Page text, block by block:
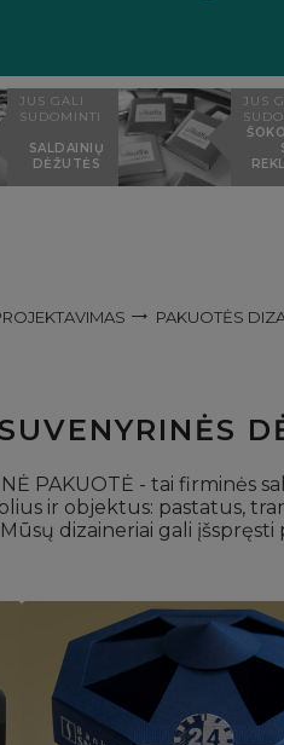
JUS GALI
SUDOMINTI
SALDAINIŲ
DĖŽUTĖS
JUS
PAKUOTĖS
PAKUOTĖ - tai
ir objektus: pastatus,
Mūsų dizaineriai gali